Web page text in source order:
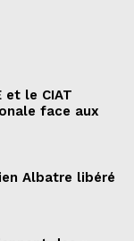
et le CIAT
face aux
Albatre libéré